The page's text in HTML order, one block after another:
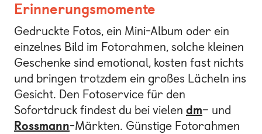
Erinnerungsmomente
Gedruckte Fotos, ein Mini-Album oder ein
einzelnes Bild im Fotorahmen, solche kleinen
Geschenke sind emotional, kosten fast nichts
und bringen trotzdem ein großes Lächeln ins
Gesicht. Den Fotoservice für den
Sofortdruck findest du bei vielen dm– und
Rossmann-Märkten. Günstige Fotorahmen